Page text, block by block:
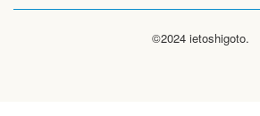
©2024 ietoshigoto.